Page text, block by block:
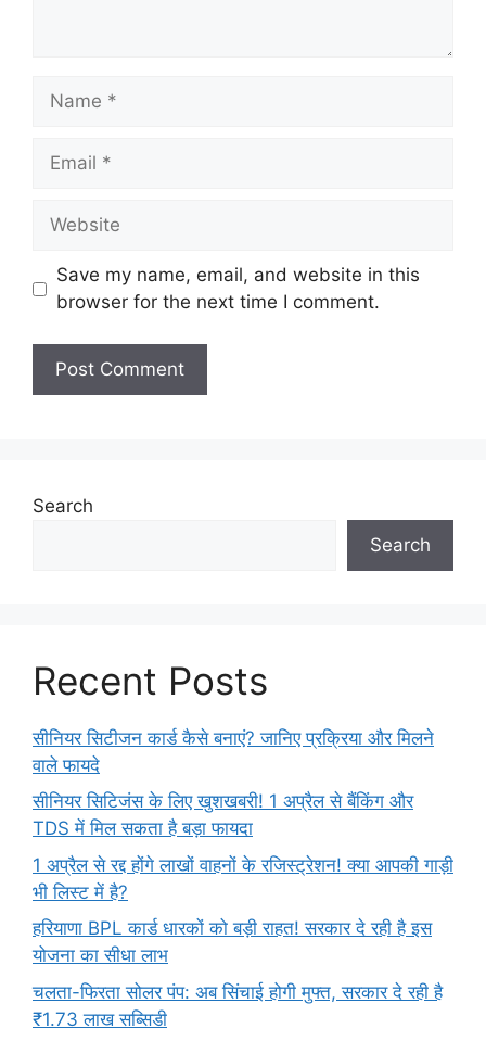
Name
Email
Website
Save my name, email, and website in this
browser for the next time I comment.
Search
Search
Recent Posts
सीनियर सिटीजन कार्ड कैसे बनाएं? जानिए प्रक्रिया और मिलने
वाले फायदे
सीनियर सिटिजंस के लिए खुशखबरी! 1 अप्रैल से बैंकिंग और
TDS में मिल सकता है बड़ा फायदा
1 अप्रैल से रद्द होंगे लाखों वाहनों के रजिस्ट्रेशन! क्या आपकी गाड़ी
भी लिस्ट में है?
हरियाणा BPL कार्ड धारकों को बड़ी राहत! सरकार दे रही है इस
योजना का सीधा लाभ
चलता-फिरता सोलर पंप: अब सिंचाई होगी मुफ्त, सरकार दे रही है
₹1.73 लाख सब्सिडी